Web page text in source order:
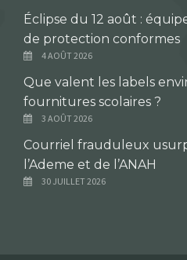
Éclipse du 12 août :
de protection conformes
4 AOÛT 2026
Que valent les labels
fournitures scolaires ?
3 AOÛT 2026
Courriel frauduleux
l’Ademe et de l’ANAH
30 JUILLET 2026